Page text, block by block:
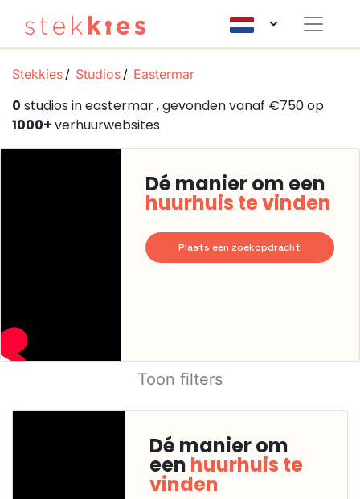
Stekkies Studios Eastermar
0 studios in eastermar , gevonden vanaf €750 op
1000+ verhuurwebsites
Dé manier om een
huurhuis te vinden
Plaats een zoekopdracht
Toon filters
Dé manier om
een huurhuis te
vinden